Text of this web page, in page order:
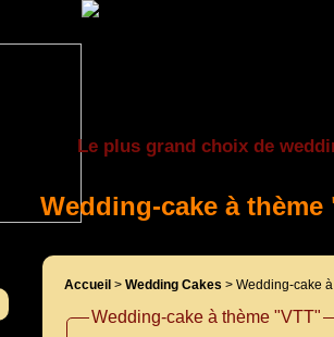
Le plus grand choix de
Wedding-cake à thème
Accueil > Wedding Cakes > Wedding-cake
Wedding-cake à thème "VTT"